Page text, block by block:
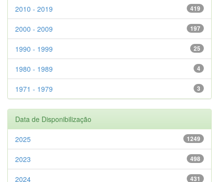
419
2010 - 2019
197
2000 - 2009
25
1990 - 1999
4
1980 - 1989
3
1971 - 1979
Data de Disponibilização
1249
2025
498
2023
431
2024